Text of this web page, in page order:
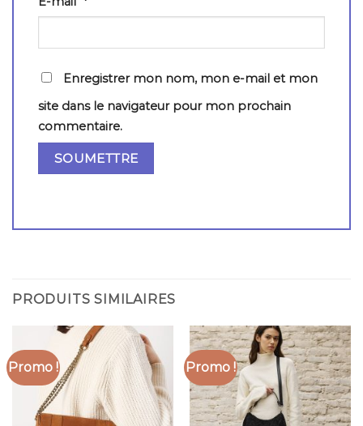
Enregistrer mon nom, mon e-mail et mon
site dans le navigateur pour mon prochain
commentaire.
PRODUITS SIMILAIRES
Promo ! Promo !